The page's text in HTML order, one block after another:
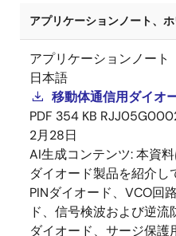
アプリケーションノート、
アプリケーションノート
日本語
移動体通信用ダイオ
PDF 354 KB
2月28日
AI生成コンテンツ:本資
ダイオード製品を紹介
PINダイオード、VCO回
ド、信号検波および逆
ダイオード、サージ保